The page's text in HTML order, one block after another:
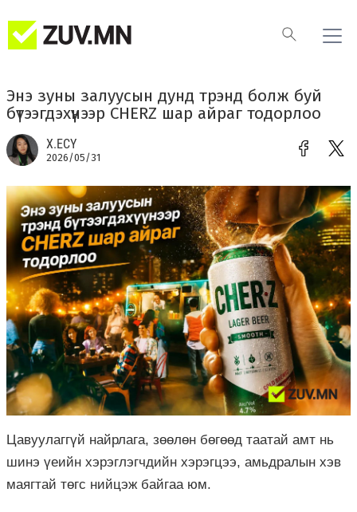
Энэ зуны залуусын дунд трэнд болж буй
бүтээгдэхүүнээр CHERZ шар айраг тодорлоо
Х.ЕСҮ
2026/05/31
Цавуулаггүй найрлага, зөөлөн бөгөөд таатай амт нь
шинэ үеийн хэрэглэгчдийн хэрэгцээ, амьдралын хэв
маягтай төгс нийцэж байгаа юм.